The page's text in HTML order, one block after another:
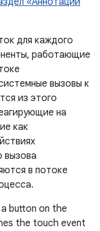
для каждого
работающие
вызовы к
из этого
на
как
вызова
в потоке
button on the
the touch event